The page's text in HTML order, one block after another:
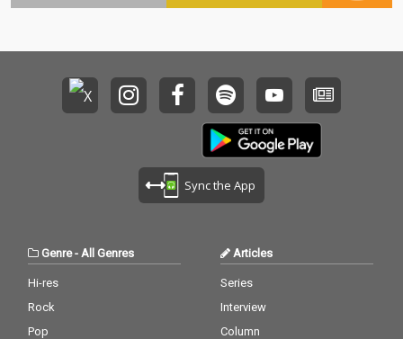
Sync the App
Genre- All Genres
Hi-res
Rock
Pop
Articles
Series
Interview
Column